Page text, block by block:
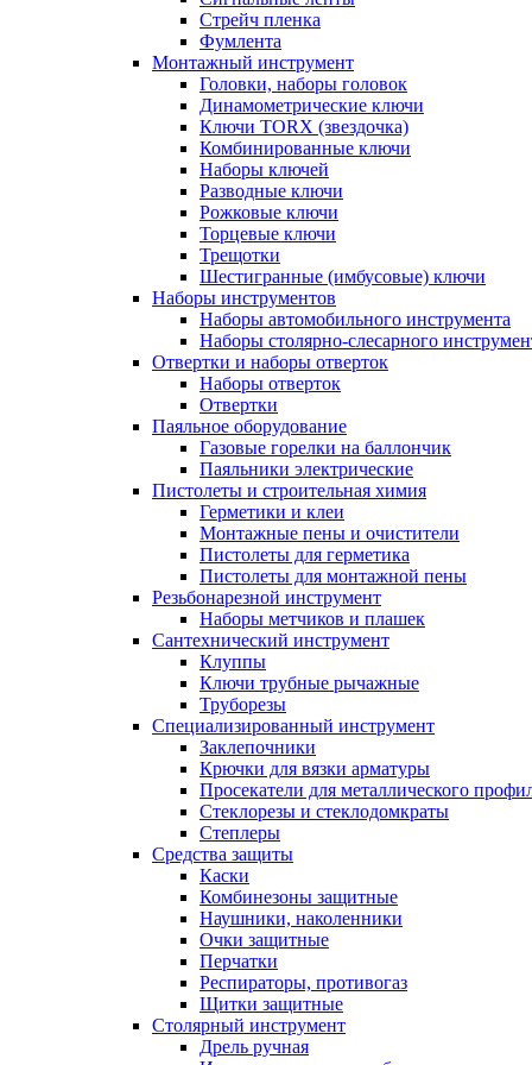
Стрейч пленка
Фумлента
Монтажный инструмент
Головки, наборы головок
Динамометрические ключи
Ключи TORX (звездочка)
Комбинированные ключи
Наборы ключей
Разводные ключи
Рожковые ключи
Торцевые ключи
Трещотки
Шестигранные (имбусовые) ключи
Наборы инструментов
Наборы автомобильного инструмента
Наборы столярно-слесарного
Отвертки и наборы отверток
Наборы отверток
Отвертки
Паяльное оборудование
Газовые горелки на баллончик
Паяльники электрические
Пистолеты и строительная химия
Герметики и клеи
Монтажные пены и очистители
Пистолеты для герметика
Пистолеты для монтажной пены
Резьбонарезной инструмент
Наборы метчиков и плашек
Сантехнический инструмент
Клуппы
Ключи трубные рычажные
Труборезы
Специализированный инструмент
Заклепочники
Крючки для вязки арматуры
Просекатели для металлического
Стеклорезы и стеклодомкраты
Степлеры
Средства защиты
Каски
Комбинезоны защитные
Наушники, наколенники
Очки защитные
Перчатки
Респираторы, противогаз
Щитки защитные
Столярный инструмент
Дрель ручная